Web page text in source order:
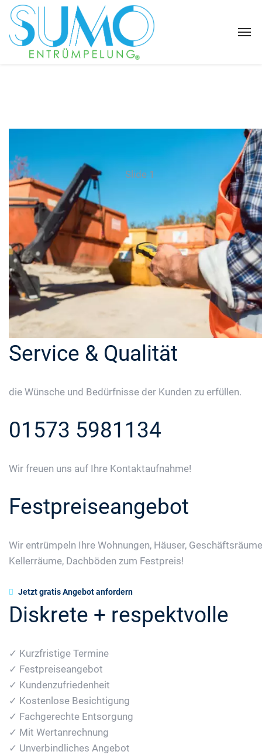
Slide 1
Service & Qualität
die Wünsche und Bedürfnisse der Kunden zu erfüllen.
01573 5981134
Wir freuen uns auf Ihre Kontaktaufnahme!
Festpreiseangebot
Wir entrümpeln Ihre Wohnungen, Häuser,
Kellerräume, Dachböden zum Festpreis!
Jetzt gratis Angebot anfordern
Diskrete + respektvolle
✓ Kurzfristige Termine
✓ Festpreiseangebot
✓ Kundenzufriedenheit
✓ Kostenlose Besichtigung
✓ Fachgerechte Entsorgung
✓ Mit Wertanrechnung
✓ Unverbindliches Angebot